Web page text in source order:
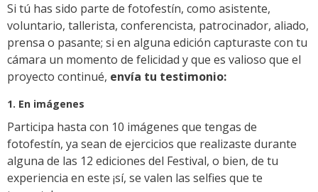
Si tú has sido parte de fotofestín, como asistente,
voluntario, tallerista, conferencista, patrocinador, aliado,
prensa o pasante; si en alguna edición capturaste con tu
cámara un momento de felicidad y que es valioso que el
proyecto continué, envía tu testimonio:
1. En imágenes
Participa hasta con 10 imágenes que tengas de
fotofestín, ya sean de ejercicios que realizaste durante
alguna de las 12 ediciones del Festival, o bien, de tu
experiencia en este ¡sí, se valen las selfies que te